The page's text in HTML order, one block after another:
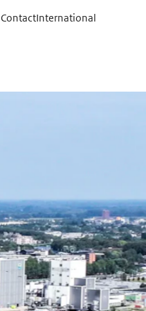
ContactInternational